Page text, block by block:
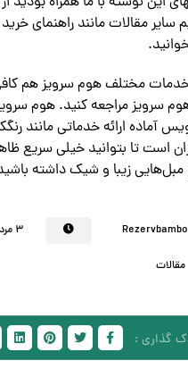
مقالات مانند راهنمای
خدمات مختلف هوم سرویز هم
سرویز مراجعه کنید. هوم سرویز
آماده ارائه خدماتی مانند
است تا بتوانید خیلی سریع
مبل‌هایی زیبا و شیک داشته
Rezervbambo ۳ مرداد ۱۴۰۲
مقالات